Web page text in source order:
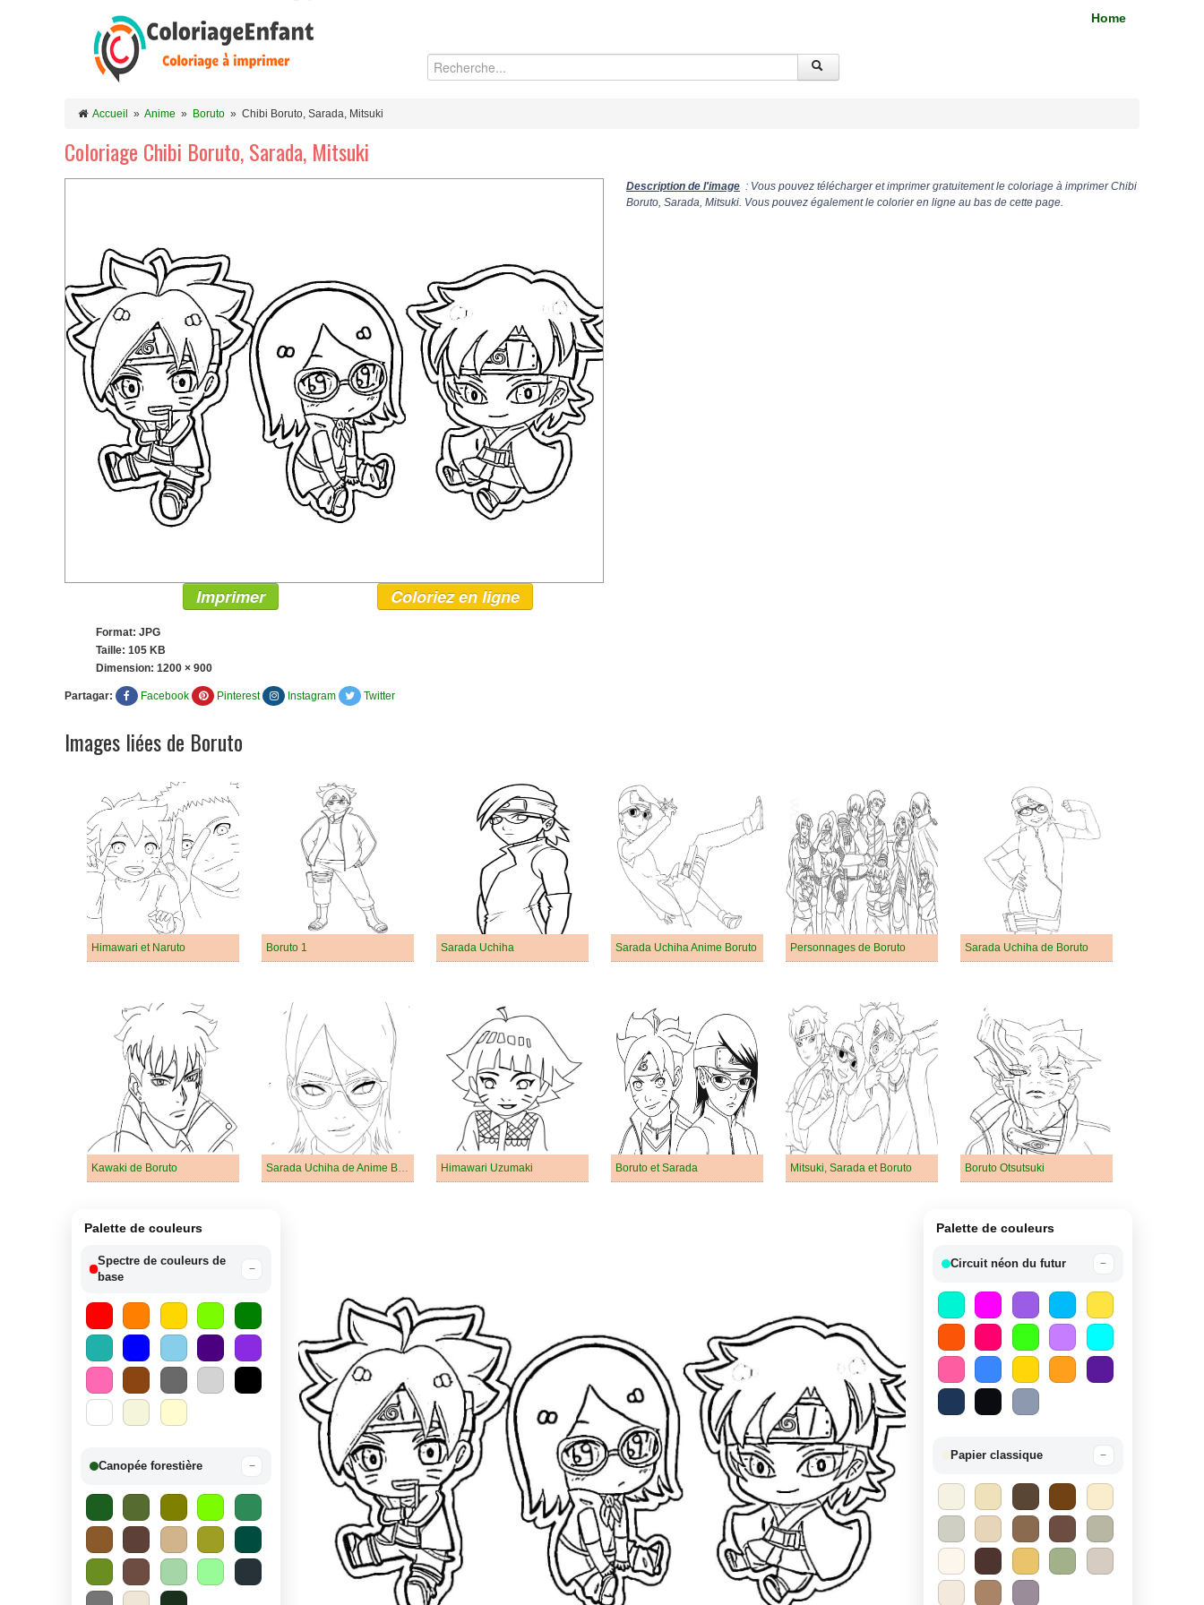
Home
Accueil » Anime » Boruto » Chibi Boruto, Sarada, Mitsuki
Coloriage Chibi Boruto, Sarada, Mitsuki
Description de l'image : Vous pouvez télécharger et imprimer gratuitement le coloriage à imprimer Chibi
Boruto, Sarada, Mitsuki. Vous pouvez également le colorier en ligne au bas de cette page.
Imprimer Coloriez en ligne
Format: JPG
Taille: 105 KB
Dimension: 1200 × 900
Partagar: Facebook Pinterest Instagram Twitter
Images liées de Boruto
Himawari et Naruto Boruto 1 Sarada Uchiha Sarada Uchiha Anime Boruto Personnages de Boruto Sarada Uchiha de Boruto
Kawaki de Boruto Sarada Uchiha de Anime Boruto Himawari Uzumaki Boruto et Sarada Mitsuki, Sarada et Boruto Boruto Otsutsuki
Palette de couleurs
Spectre de couleurs de
base
−
Canopée forestière −
Palette de couleurs
Circuit néon du futur −
Papier classique −